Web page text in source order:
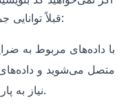
قبلاً توانایی جمع‌آوری داده‌ها از شرط‌بندی‌ها را دارند:
نیاز به پارس کردن سایت‌ها دریافت می‌کنید.